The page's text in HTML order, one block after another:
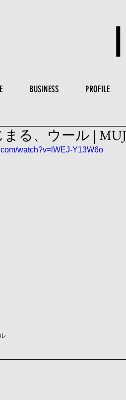
BUSINESS PROFILE
る、ウール |
watch?v=lWEJ-Y13W6o